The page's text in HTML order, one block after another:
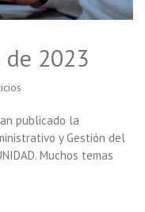
de 2023
publicado la
y Gestión del
Muchos temas